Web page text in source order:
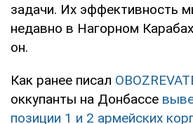
задачи. Их эффективность
недавно в Нагорном
он.
Как ранее писал
оккупанты на Донбассе
позиции 1 и 2 армейских